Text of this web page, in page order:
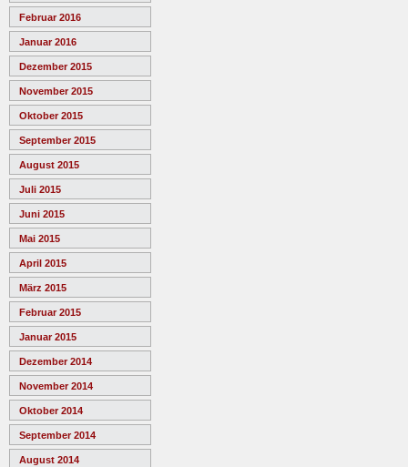
Februar 2016
Januar 2016
Dezember 2015
November 2015
Oktober 2015
September 2015
August 2015
Juli 2015
Juni 2015
Mai 2015
April 2015
März 2015
Februar 2015
Januar 2015
Dezember 2014
November 2014
Oktober 2014
September 2014
August 2014